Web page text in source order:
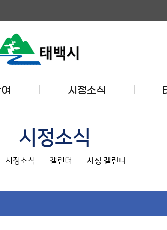
시정소식
시정소식
시정소식 캘린더 시정 캘린더